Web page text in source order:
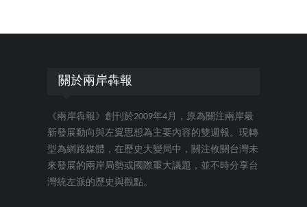
關於兩岸犇報
《兩岸犇報》創刊於2009年4月，原為關注兩岸最
新發展動向與左翼思想為主要內容的雙週報。現轉
型為網路媒體，在歷史大變局中，關注攸關台灣未
來發展的兩岸局勢或國際重大議題，並不時分享台
灣統左派的歷史與觀點。